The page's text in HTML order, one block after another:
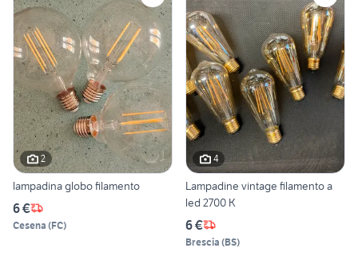
2
lampadina globo filamento
6 €
Cesena (FC)
4
Lampadine vintage filamento a
led 2700 K
6 €
Brescia (BS)